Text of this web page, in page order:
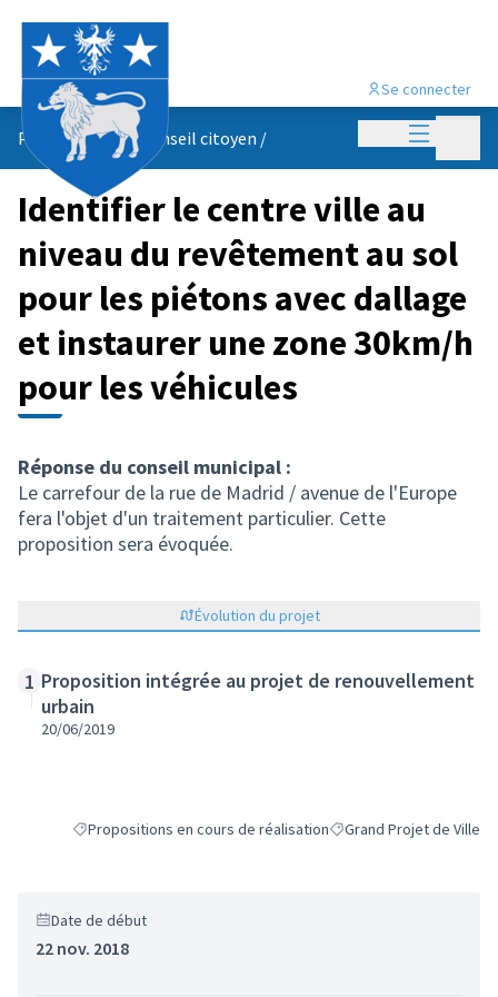
Menu
Se connecter
Propositions du conseil citoyen /
Identifier le centre ville au
niveau du revêtement au sol
pour les piétons avec dallage
et instaurer une zone 30km/h
pour les véhicules
Réponse du conseil municipal :
Le carrefour de la rue de Madrid / avenue de l'Europe
fera l'objet d'un traitement particulier. Cette
proposition sera évoquée.
Évolution du projet
1 Proposition intégrée au projet de renouvellement
urbain
20/06/2019
Filtrer les résultats de la catégorie : Propositions en cours de
Propositions en cours de réalisationFiltrer les résultats pour
Grand Projet de Ville
Date de début
22 nov. 2018